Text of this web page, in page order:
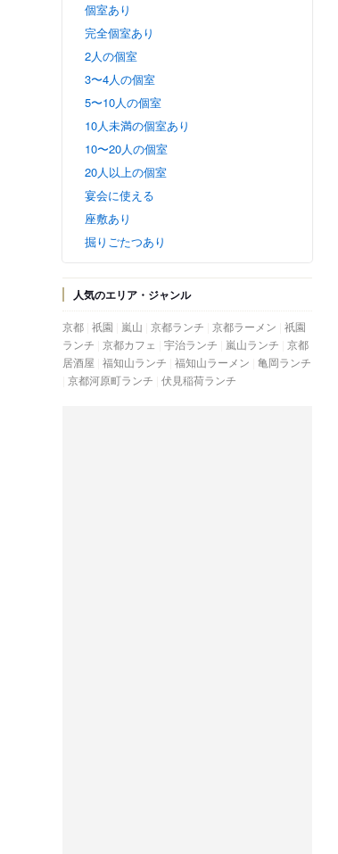
個室あり
完全個室あり
2人の個室
3〜4人の個室
5〜10人の個室
10人未満の個室あり
10〜20人の個室
20人以上の個室
宴会に使える
座敷あり
掘りごたつあり
人気のエリア・ジャンル
京都 祇園 嵐山 京都ランチ 京都ラーメン 祇園
ランチ 京都カフェ 宇治ランチ 嵐山ランチ 京都
居酒屋 福知山ランチ 福知山ラーメン 亀岡ランチ
京都河原町ランチ 伏見稲荷ランチ